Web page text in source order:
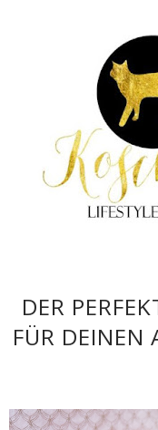
DER
FÜR DEINEN